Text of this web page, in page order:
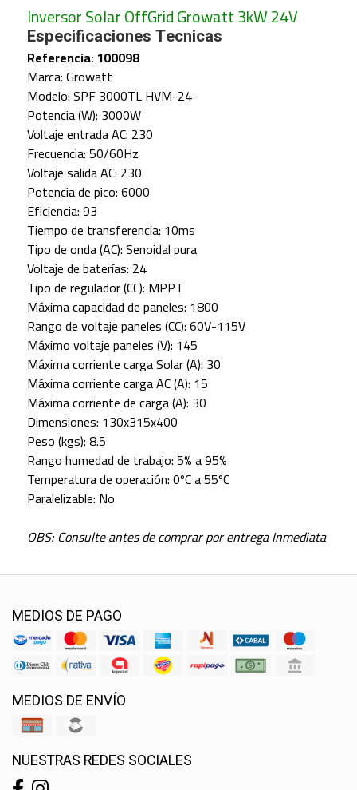
Inversor Solar OffGrid Growatt 3kW 24V
Especificaciones Tecnicas
Referencia: 100098
Marca: Growatt
Modelo: SPF 3000TL HVM-24
Potencia (W): 3000W
Voltaje entrada AC: 230
Frecuencia: 50/60Hz
Voltaje salida AC: 230
Potencia de pico: 6000
Eficiencia: 93
Tiempo de transferencia: 10ms
Tipo de onda (AC): Senoidal pura
Voltaje de baterías: 24
Tipo de regulador (CC): MPPT
Máxima capacidad de paneles: 1800
Rango de voltaje paneles (CC): 60V-115V
Máximo voltaje paneles (V): 145
Máxima corriente carga Solar (A): 30
Máxima corriente carga AC (A): 15
Máxima corriente de carga (A): 30
Dimensiones: 130x315x400
Peso (kgs): 8.5
Rango humedad de trabajo: 5% a 95%
Temperatura de operación: 0ºC a 55ºC
Paralelizable: No
OBS: Consulte antes de comprar por entrega Inmediata
MEDIOS DE PAGO
MEDIOS DE ENVÍO
NUESTRAS REDES SOCIALES